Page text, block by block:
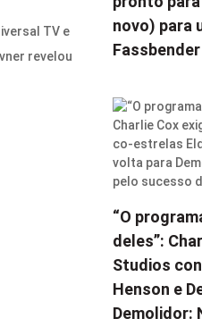
TV e
revelou
novo) para
Fassbender
“O
deles”:
Studios
Henson e
Demolidor: